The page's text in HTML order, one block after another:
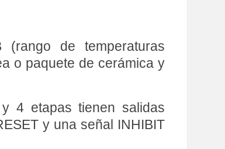
(rango de temperaturas
o paquete de cerámica y
4 etapas tienen salidas
y una señal INHIBIT